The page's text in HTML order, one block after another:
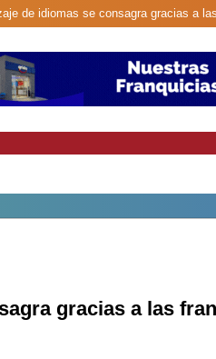
de idiomas se consagra gracias a
gracias a las